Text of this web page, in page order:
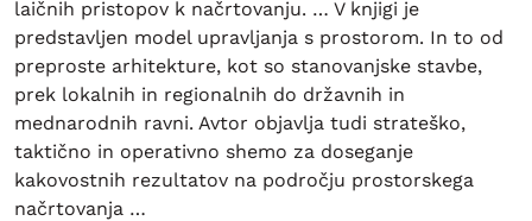
laičnih pristopov k načrtovanju. … V knjigi je
predstavljen model upravljanja s prostorom. In to od
preproste arhitekture, kot so stanovanjske stavbe,
prek lokalnih in regionalnih do državnih in
mednarodnih ravni. Avtor objavlja tudi strateško,
taktično in operativno shemo za doseganje
kakovostnih rezultatov na področju prostorskega
načrtovanja …